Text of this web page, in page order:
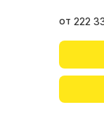
от 222